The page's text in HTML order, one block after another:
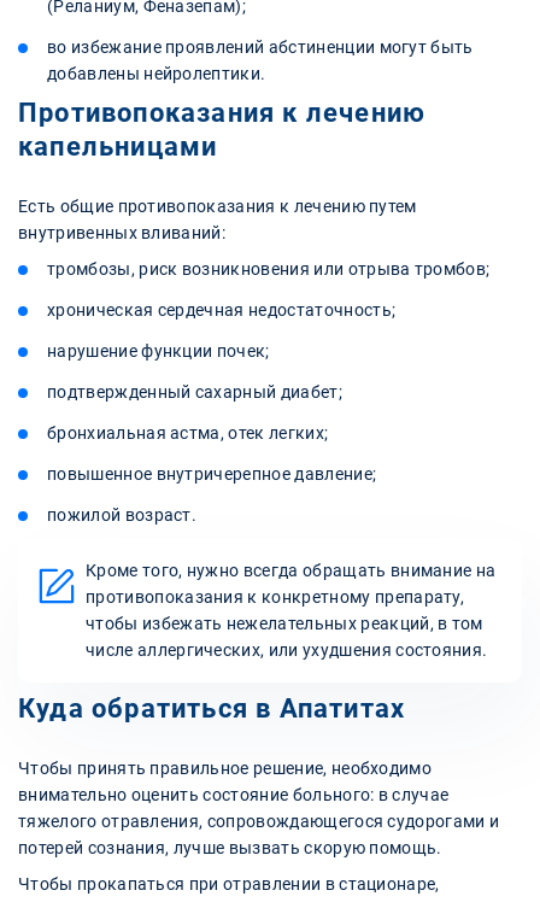
(Реланиум, Феназепам);
во избежание проявлений абстиненции могут быть
добавлены нейролептики.
Противопоказания к лечению
капельницами
Есть общие противопоказания к лечению путем
внутривенных вливаний:
тромбозы, риск возникновения или отрыва тромбов;
хроническая сердечная недостаточность;
нарушение функции почек;
подтвержденный сахарный диабет;
бронхиальная астма, отек легких;
повышенное внутричерепное давление;
пожилой возраст.
Кроме того, нужно всегда обращать внимание на
противопоказания к конкретному препарату,
чтобы избежать нежелательных реакций, в том
числе аллергических, или ухудшения состояния.
Куда обратиться в Апатитах
Чтобы принять правильное решение, необходимо
внимательно оценить состояние больного: в случае
тяжелого отравления, сопровождающегося судорогами и
потерей сознания, лучше вызвать скорую помощь.
Чтобы прокапаться при отравлении в стационаре,